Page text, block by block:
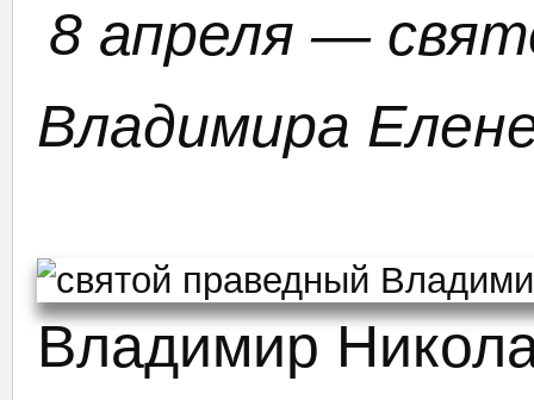
8 апреля —
Владимира
Владимир